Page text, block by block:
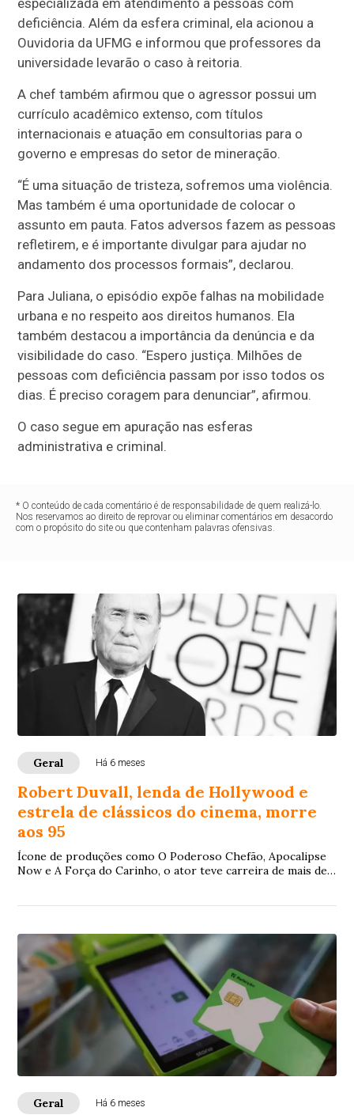
deficiência. Além da esfera criminal, ela acionou a
Ouvidoria da UFMG e informou que professores da
universidade levarão o caso à reitoria.
A chef também afirmou que o agressor possui um
currículo acadêmico extenso, com títulos
internacionais e atuação em consultorias para o
governo e empresas do setor de mineração.
“É uma situação de tristeza, sofremos uma violência.
Mas também é uma oportunidade de colocar o
assunto em pauta. Fatos adversos fazem as pessoas
refletirem, e é importante divulgar para ajudar no
andamento dos processos formais”, declarou.
Para Juliana, o episódio expõe falhas na mobilidade
urbana e no respeito aos direitos humanos. Ela
também destacou a importância da denúncia e da
visibilidade do caso. “Espero justiça. Milhões de
pessoas com deficiência passam por isso todos os
dias. É preciso coragem para denunciar”, afirmou.
O caso segue em apuração nas esferas
administrativa e criminal.
* O conteúdo de cada comentário é de responsabilidade de quem realizá-lo.
Nos reservamos ao direito de reprovar ou eliminar comentários em desacordo
com o propósito do site ou que contenham palavras ofensivas.
Geral Há 6 meses
Robert Duvall, lenda de Hollywood e
estrela de clássicos do cinema, morre
aos 95
Ícone de produções como O Poderoso Chefão, Apocalipse
Now e A Força do Carinho, o ator teve carreira de mais de
Geral Há 6 meses